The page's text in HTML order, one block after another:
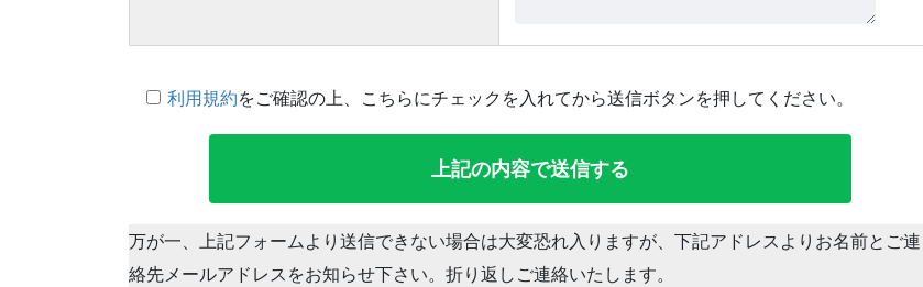
利用規約をご確認の上、こちらにチェックを入れてから送信ボタンを押してください。
万が一、上記フォームより送信できない場合は大変恐れ入りますが、下記アドレスよりお名前とご連
絡先メールアドレスをお知らせ下さい。折り返しご連絡いたします。